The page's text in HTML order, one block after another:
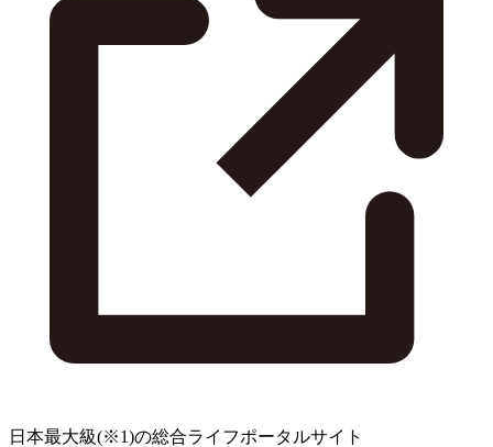
日本最大級(※1)の総合ライフポータルサイト